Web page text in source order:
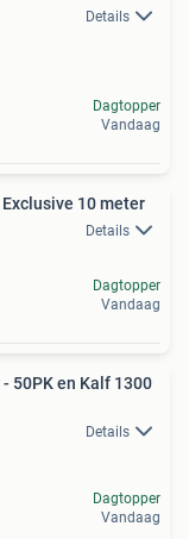
Details
Dagtopper
Vandaag
10 meter
Details
Dagtopper
Vandaag
50PK en Kalf 1300
Details
Dagtopper
Vandaag